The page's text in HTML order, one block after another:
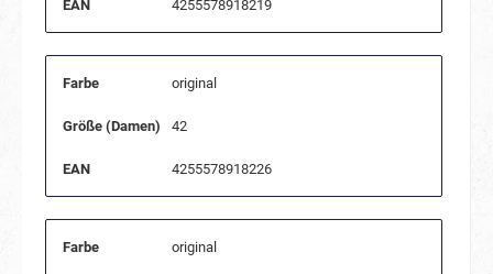
EAN 4255578918219
Farbe original
Größe (Damen) 42
EAN 4255578918226
Farbe original